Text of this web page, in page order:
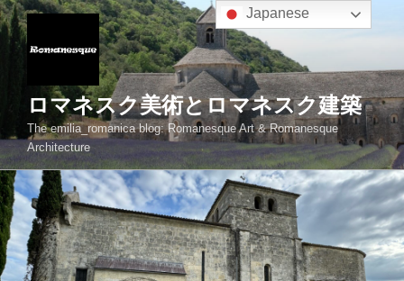
コ
ン
ス
キ
ッ
プ
ロマネスク美術とロマネスク建築
The emilia_romanica blog: Romanesque Art & Romanesque
Architecture
Japanese